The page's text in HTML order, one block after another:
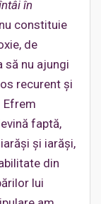
în
constituie
de
să nu ajungi
recurent și
Efrem
faptă,
și iarăși,
din
lui